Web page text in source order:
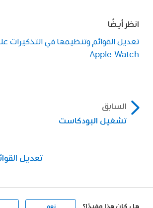
انظر أيضًا
تعديل القوائم وتنظيمها في التذكيرات
Apple Watch
السابق
تشغيل البودكاست
تعديل
هل كان هذا مفيدًا؟ نعم